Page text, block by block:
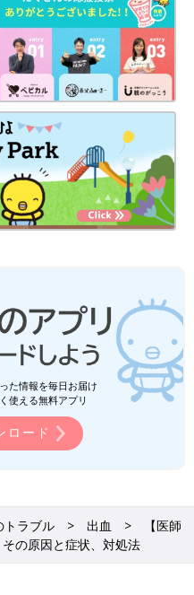
購入
で購入
た情報を毎日お届け
使える無料アプリ
ロード
トラブル 出血
【医師
の原因と症状、対処法